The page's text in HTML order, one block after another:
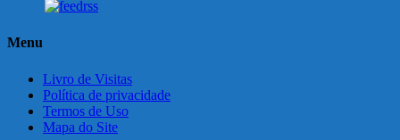
Menu
Livro de Visitas
Política de privacidade
Termos de Uso
Mapa do Site